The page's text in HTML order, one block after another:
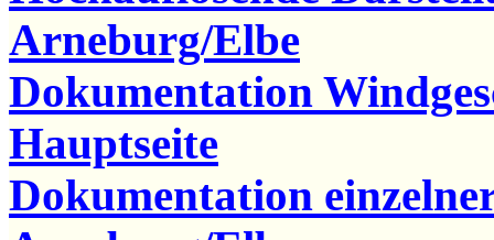
Arneburg/Elbe
Dokumentation
Hauptseite
Dokumentation